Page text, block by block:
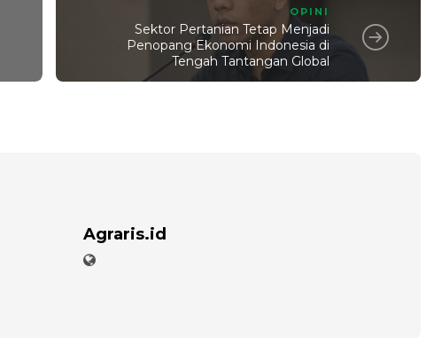
OPINI
Sektor Pertanian Tetap Menjadi
Penopang Ekonomi Indonesia di
Tengah Tantangan Global
Agraris.id